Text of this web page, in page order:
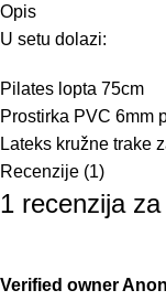
Opis
U setu dolazi:
Pilates lopta 75cm
Prostirka PVC 6mm
Lateks kružne trake
Recenzije (1)
1 recenzija za
Verified owner